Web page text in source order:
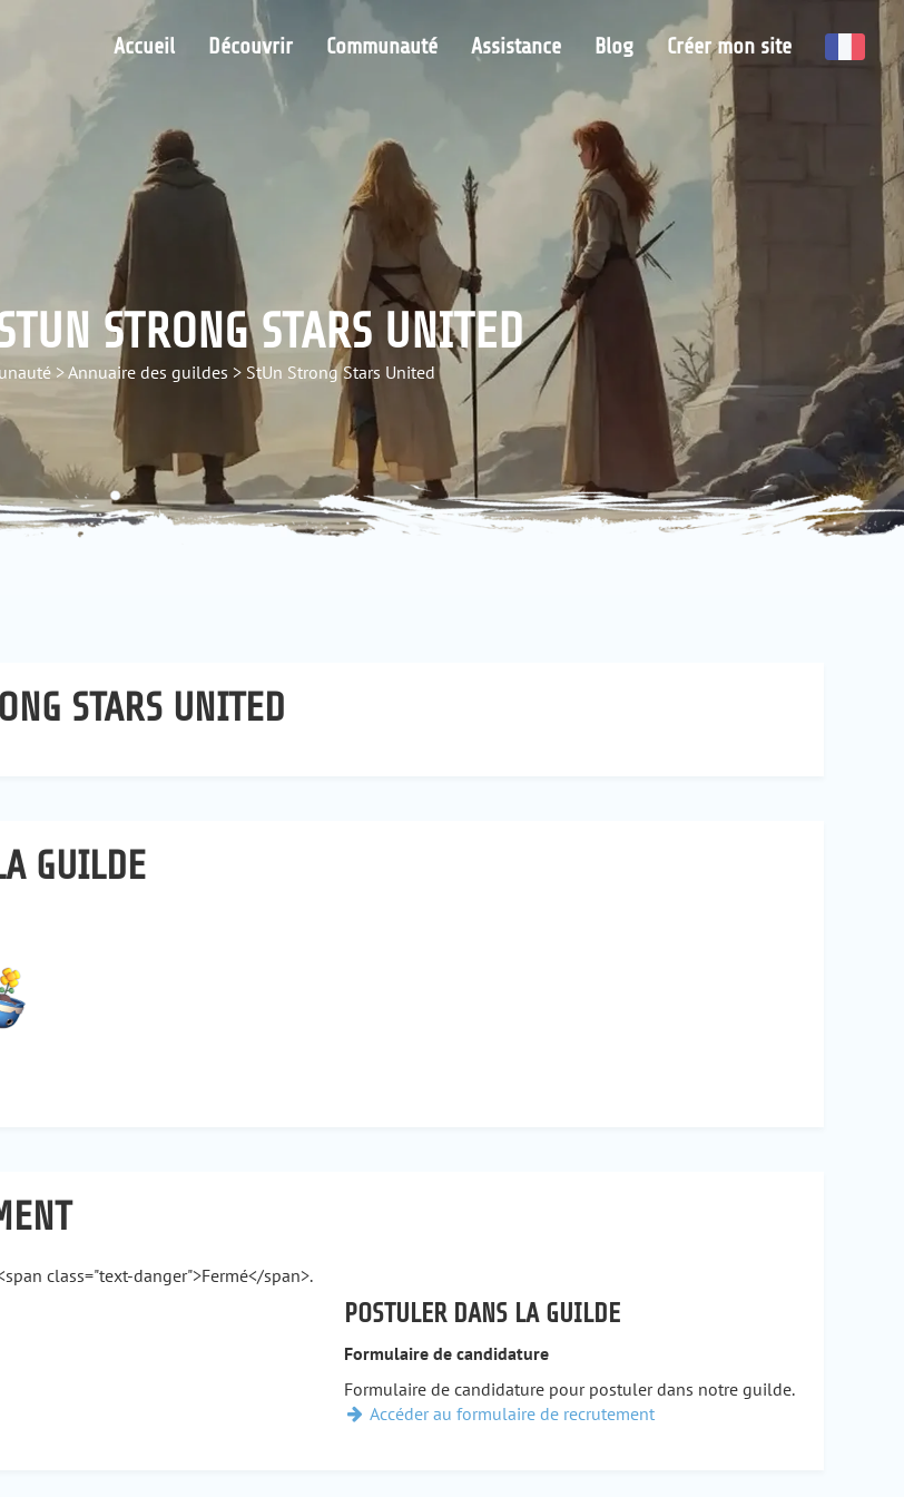
Accueil Découvrir Communauté Assistance Blog Créer mon site
STRONG STARS UNITED
>Annuaire des guildes > StUn Strong Stars United
STARS UNITED
GUILDE
class="text-danger">Fermé</span>.
POSTULER DANS LA GUILDE
Formulaire de candidature
Formulaire de candidature pour postuler dans notre guilde.
Accéder au formulaire de recrutement